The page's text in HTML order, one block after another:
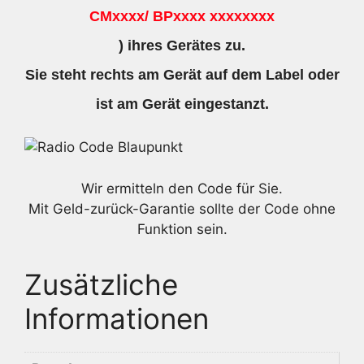
CMxxxx/ BPxxxx xxxxxxxx
) ihres Gerätes zu.
Sie steht rechts am Gerät auf dem Label oder
ist am Gerät eingestanzt.
Wir ermitteln den Code für Sie.
Mit Geld-zurück-Garantie sollte der Code ohne
Funktion sein.
Zusätzliche
Informationen